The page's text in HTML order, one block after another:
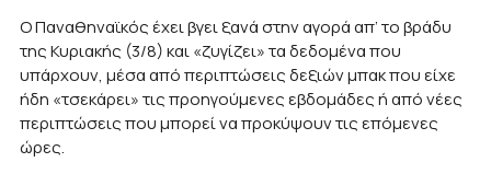
Ο Παναθηναϊκός έχει βγει ξανά στην αγορά απ’ το βράδυ
της Κυριακής (3/8) και «ζυγίζει» τα δεδομένα που
υπάρχουν, μέσα από περιπτώσεις δεξιών μπακ που είχε
ήδη «τσεκάρει» τις προηγούμενες εβδομάδες ή από νέες
περιπτώσεις που μπορεί να προκύψουν τις επόμενες
ώρες.